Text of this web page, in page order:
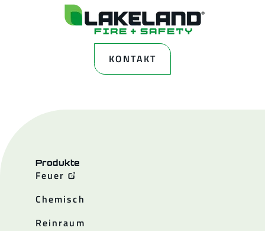
KONTAKT
Produkte
Feuer
Chemisch
Reinraum